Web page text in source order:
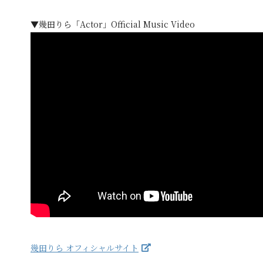
▼幾田りら「Actor」Official Music Video
幾田りら オフィシャルサイト